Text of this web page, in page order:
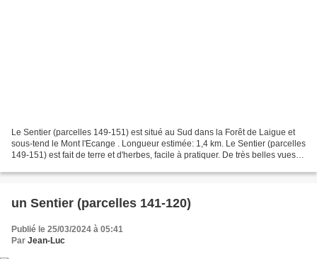
Le Sentier (parcelles 149-151) est situé au Sud dans la Forêt de Laigue et
sous-tend le Mont l'Ecange . Longueur estimée: 1,4 km. Le Sentier (parcelles
149-151) est fait de terre et d'herbes, facile à pratiquer. De très belles vues
un Sentier (parcelles 141-120)
Publié le 25/03/2024 à 05:41
Par Jean-Luc